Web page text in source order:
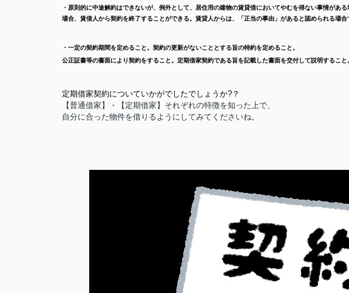
・ 原則的に中途解約はできないが、例外として、居住用の建物の賃貸借においてやむを得ない事情があ
場合、賃借人から契約を終了することができる。賃貸人からは、「正当の事由」があると認められる場合
・一定の契約期間を定めること。 契約の更新がないこととする旨の特約を定めること。
公正証書等の書面により契約をすること。 定期借家契約である旨を記載した書面を交付して説明すること
定期借家契約についていかがでしたでしょうか?？
【普通借家】・【定期借家】それぞれの特徴を知った上で、
自分に合った物件を借りるようにしてみてくださいね。